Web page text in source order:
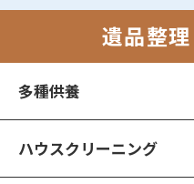
遺品整
多種供養
ハウスクリーニング